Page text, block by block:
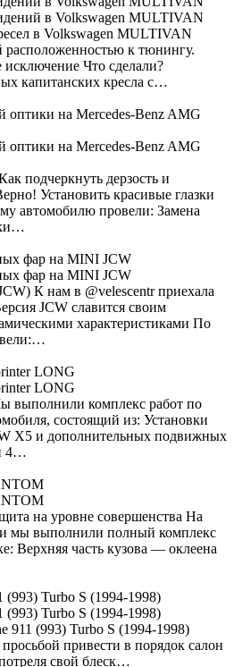
в Volkswagen MULTIVAN
в Volkswagen MULTIVAN
расположенностью к тюнингу.
Что сделали?
капитанских кресла с…
оптики на Mercedes-Benz AMG
оптики на Mercedes-Benz AMG
подчеркнуть дерзость и
Установить красивые глазки
автомобилю провели: Замена
фар на MINI JCW
фар на MINI JCW
К нам в @velescentr приехала
JCW славится своим
характеристиками По
LONG
LONG
выполнили комплекс работ по
состоящий из: Установки
Х5 и дополнительных подвижных
4…
на уровне совершенства На
мы выполнили полный комплекс
Верхняя часть кузова — оклеена
(993) Turbo S (1994-1998)
(993) Turbo S (1994-1998)
911 (993) Turbo S (1994-1998)
привести в порядок салон
свой блеск…